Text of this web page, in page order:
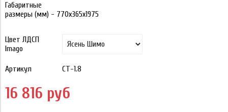
Габаритные
размеры (мм) - 770х365х1975
Цвет ЛДСП
Imago
Артикул СТ-1.8
16 816 руб